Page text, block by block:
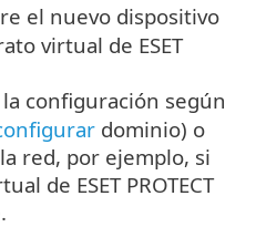
el nuevo dispositivo
virtual de ESET
configuración según
dominio) o
red, por ejemplo, si
de ESET PROTECT